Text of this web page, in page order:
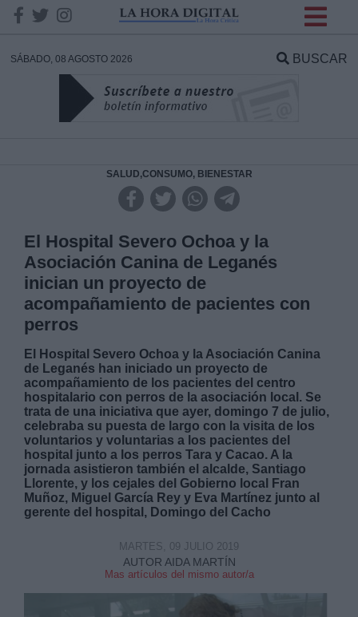
SÁBADO, 08 AGOSTO 2026 BUSCAR
SALUD,CONSUMO, BIENESTAR
El Hospital Severo Ochoa y la
Asociación Canina de Leganés
inician un proyecto de
acompañamiento de pacientes con
perros
El Hospital Severo Ochoa y la Asociación Canina
de Leganés han iniciado un proyecto de
acompañamiento de los pacientes del centro
hospitalario con perros de la asociación local. Se
trata de una iniciativa que ayer, domingo 7 de julio,
celebraba su puesta de largo con la visita de los
voluntarios y voluntarias a los pacientes del
hospital junto a los perros Tara y Cacao. A la
jornada asistieron también el alcalde, Santiago
Llorente, y los cejales del Gobierno local Fran
Muñoz, Miguel García Rey y Eva Martínez junto al
gerente del hospital, Domingo del Cacho
AUTOR AIDA MARTÍN
Mas artículos del mismo autor/a
MARTES, 09 JULIO 2019
DATOS
Responsable:
Legitimación:
Destinatarios:
Derechos:
link